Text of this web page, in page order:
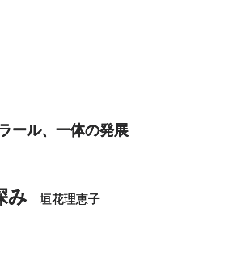
ール、一体の発展
み 垣花理恵子